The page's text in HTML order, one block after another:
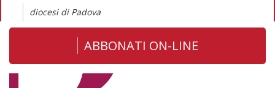
diocesi di Padova
ABBONATI ON-LINE